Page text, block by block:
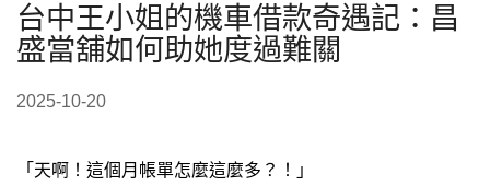
台中王小姐的機車借款奇遇記：昌
盛當舖如何助她度過難關
2025-10-20
「天啊！這個月帳單怎麼這麼多？！」